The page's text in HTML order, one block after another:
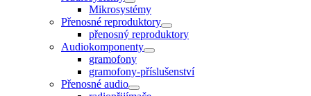
Mikrosystémy
Přenosné reproduktory
přenosný reproduktory
Audiokomponenty
gramofony
gramofony-příslušenství
Přenosné audio